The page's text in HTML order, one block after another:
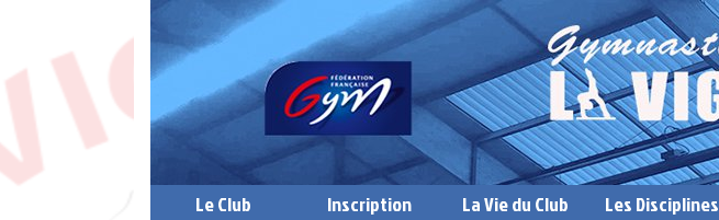
Le Club Inscription La Vie du Club Les Disciplines